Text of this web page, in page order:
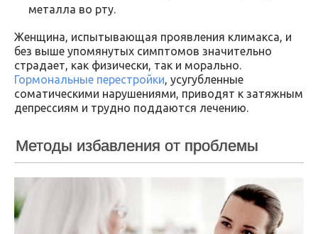
металла во рту.
Женщина, испытывающая проявления климакса, и
без выше упомянутых симптомов значительно
страдает, как физически, так и морально.
Гормональные перестройки, усугубленные
соматическими нарушениями, приводят к затяжным
депрессиям и трудно поддаются лечению.
Методы избавления от проблемы